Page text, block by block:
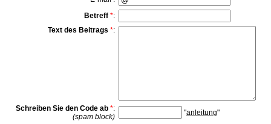
Betreff *:
Text des Beitrags *:
Schreiben Sie den Code ab *:
(spam block)
"anleitung"